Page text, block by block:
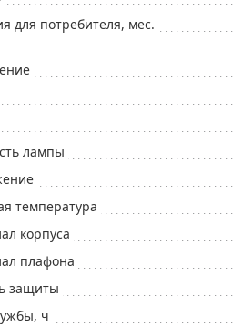
для потребителя, мес.
лампы
температура
корпуса
плафона
защиты
ч